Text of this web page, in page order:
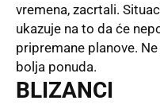
vremena, zacrtali.
ukazuje na to da će
pripremane planove.
bolja ponuda.
BLIZANCI